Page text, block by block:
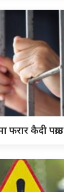
कैदी पक्राउ